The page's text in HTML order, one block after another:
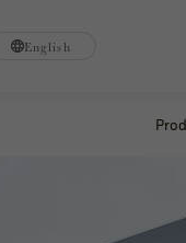
English